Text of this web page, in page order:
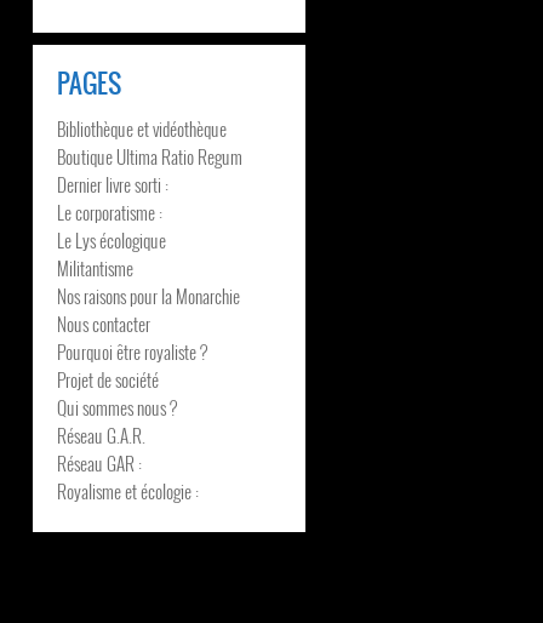
PAGES
Bibliothèque et vidéothèque
Boutique Ultima Ratio Regum
Dernier livre sorti :
Le corporatisme :
Le Lys écologique
Militantisme
Nos raisons pour la Monarchie
Nous contacter
Pourquoi être royaliste ?
Projet de société
Qui sommes nous ?
Réseau G.A.R.
Réseau GAR :
Royalisme et écologie :